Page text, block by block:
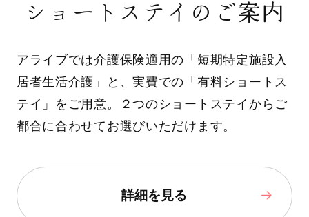
ショートステイのご案内
アライブでは介護保険適用の「短期特定施設入
居者生活介護」と、実費での「有料ショートス
テイ」をご用意。２つのショートステイからご
都合に合わせてお選びいただけます。
詳細を見る